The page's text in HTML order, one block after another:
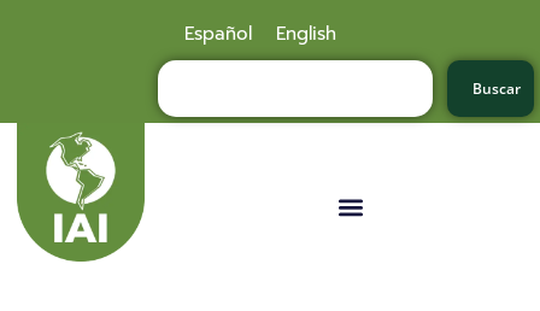
Español English
Buscar